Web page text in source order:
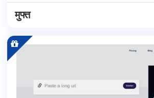
मुफ्त